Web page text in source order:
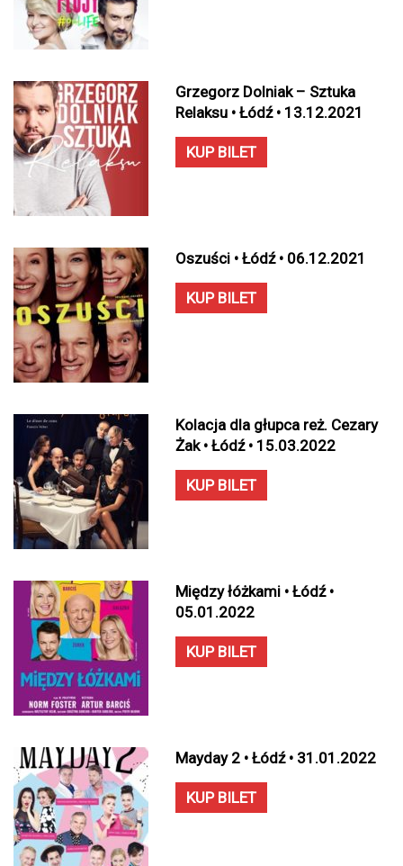
Grzegorz Dolniak – Sztuka
Relaksu • Łódź • 13.12.2021
KUP BILET
Oszuści • Łódź • 06.12.2021
KUP BILET
Kolacja dla głupca reż. Cezary
Żak • Łódź • 15.03.2022
KUP BILET
Między łóżkami • Łódź •
05.01.2022
KUP BILET
Mayday 2 • Łódź • 31.01.2022
KUP BILET